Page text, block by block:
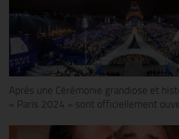
Après une Cérémonie grandiose et
« Paris 2024 » sont officiellement